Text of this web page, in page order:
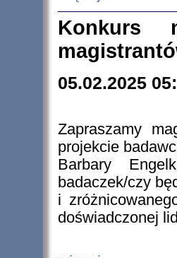
Konkurs
05.02.2025
Zapraszamy
projekcie
Barbary
badaczek/czy
i
doświadczonej